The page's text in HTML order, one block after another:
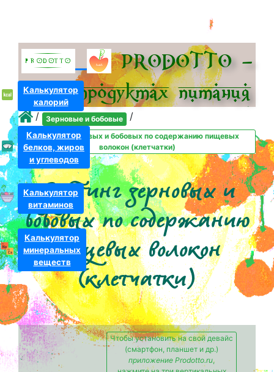
PRODOTTO –
всё о про­дуктах питания
/ Зерновые и бобовые /
Рейтинг зерновых и бобовых по содержанию пищевых
волокон (клетчатки)
Калькулятор
калорий
Калькулятор
белков, жиров
и углеводов
Калькулятор
витаминов
Калькулятор
минеральных
веществ
Рейтинг зерновых и
бобовых по содержанию
пищевых волокон
(клетчатки)
Чтобы установить на свой девайс
(смартфон, планшет и др.)
приложение Prodotto.ru,